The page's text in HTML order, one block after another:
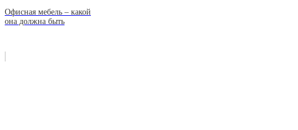
Офисная мебель – какой
она должна быть